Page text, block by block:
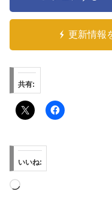
更新情報
共有:
いいね:
読